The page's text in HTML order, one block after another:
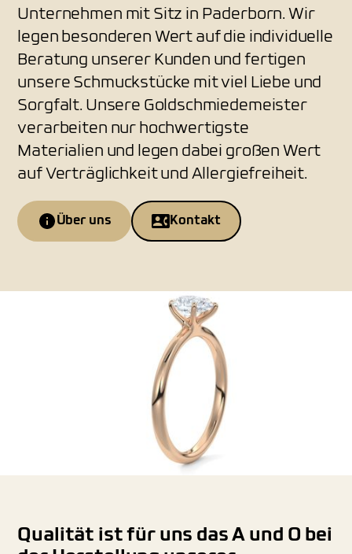
Unternehmen mit Sitz in Paderborn. Wir
legen besonderen Wert auf die individuelle
Beratung unserer Kunden und fertigen
unsere Schmuckstücke mit viel Liebe und
Sorgfalt. Unsere Goldschmiedemeister
verarbeiten nur hochwertigste
Materialien und legen dabei großen Wert
auf Verträglichkeit und Allergiefreiheit.
Über uns Kontakt
Qualität ist für uns das A und O bei